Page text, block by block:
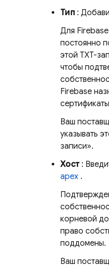
Тип:
Для
постоянно
этой TXT-
чтобы
Firebase
Ваш
указывать
записи».
Хост:
apex .
корневой
право
поддомены.
Ваш